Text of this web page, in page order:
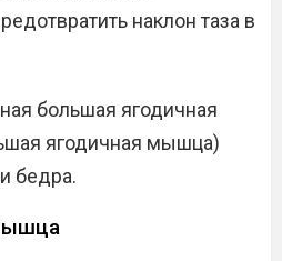
наклон таза в
большая ягодичная
ягодичная мышца)
бедра.